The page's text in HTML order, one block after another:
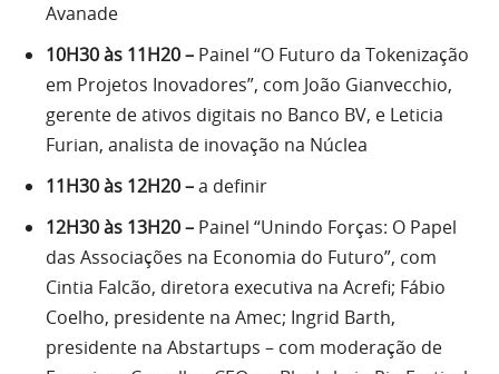
Avanade
10H30 às 11H20 – Painel “O Futuro da Tokenização
em Projetos Inovadores”, com João Gianvecchio,
gerente de ativos digitais no Banco BV, e Leticia
Furian, analista de inovação na Núclea
11H30 às 12H20 –a definir
12H30 às 13H20 – Painel “Unindo Forças: O Papel
das Associações na Economia do Futuro”, com
Cintia Falcão, diretora executiva na Acrefi; Fábio
Coelho, presidente na Amec; Ingrid Barth,
presidente na Abstartups – com moderação de